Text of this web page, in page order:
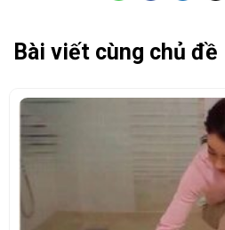
Bài viết cùng chủ đề